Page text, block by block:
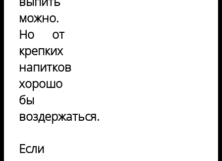
можно.
Но от
крепких
напитков
хорошо
бы
воздержаться.
Если